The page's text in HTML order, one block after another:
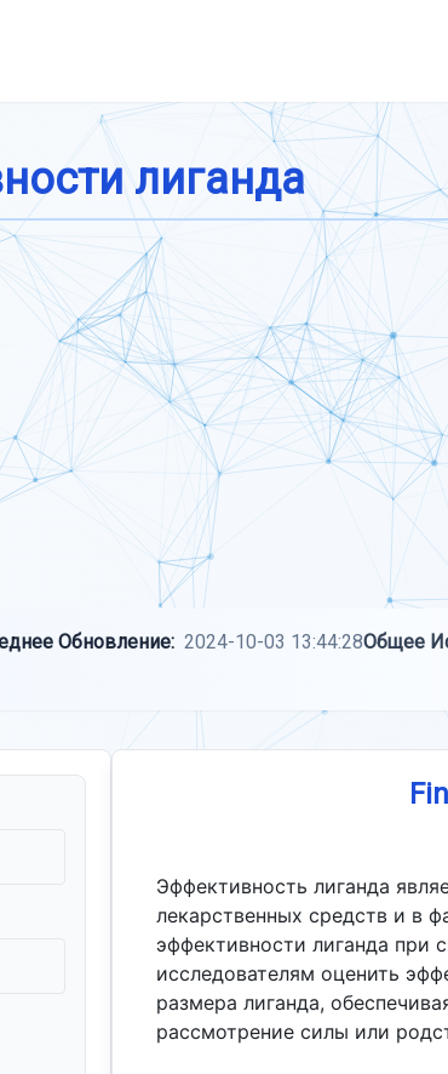
лиганда
Обновление: 2024-10-03 13:44:28Общее
Эффективность лиганда
лекарственных средств и в
эффективности лиганда при
исследователям оценить
размера лиганда,
рассмотрение силы или